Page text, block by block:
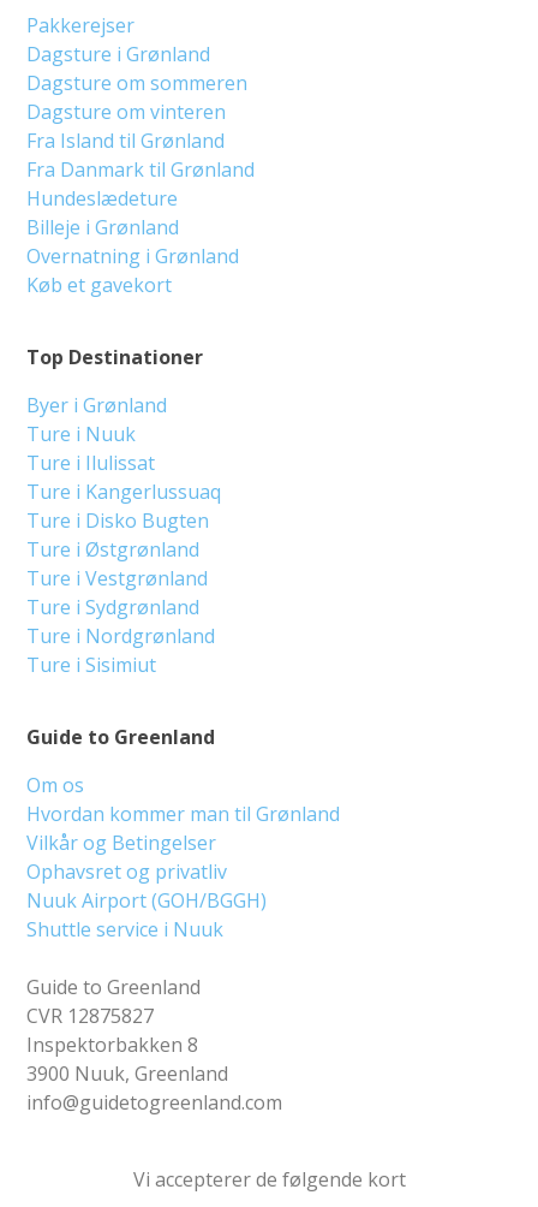
Guide to Greenland
Om os
Hvordan kommer man til Grønland
Vilkår og Betingelser
Ophavsret og privatliv
Nuuk Airport (GOH/BGGH)
Shuttle service i Nuuk
Guide to Greenland
CVR 12875827
Inspektorbakken 8
3900 Nuuk, Greenland
info@guidetogreenland.com
Top Destinationer
Byer i Grønland
Ture i Nuuk
Ture i Ilulissat
Ture i Kangerlussuaq
Ture i Disko Bugten
Ture i Østgrønland
Ture i Vestgrønland
Ture i Sydgrønland
Ture i Nordgrønland
Ture i Sisimiut
Pakkerejser
Dagsture i Grønland
Dagsture om sommeren
Dagsture om vinteren
Fra Island til Grønland
Fra Danmark til Grønland
Hundeslædeture
Billeje i Grønland
Overnatning i Grønland
Køb et gavekort
Vi accepterer de følgende kort